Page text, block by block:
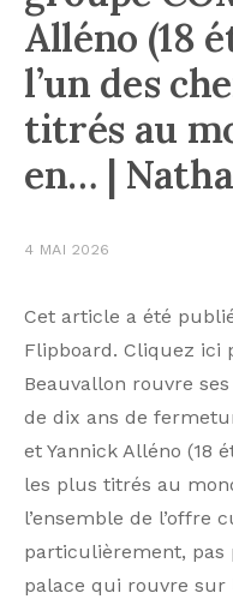
Alléno (18
l’un des
titrés au
en… |
4 MAI 2026
Cet article a été
Flipboard. Cliquez ici
Beauvallon rouvre
de dix ans de
et Yannick Alléno (18
les plus titrés au
l’ensemble de l’offre
particulièrement, pas
palace qui rouvre sur